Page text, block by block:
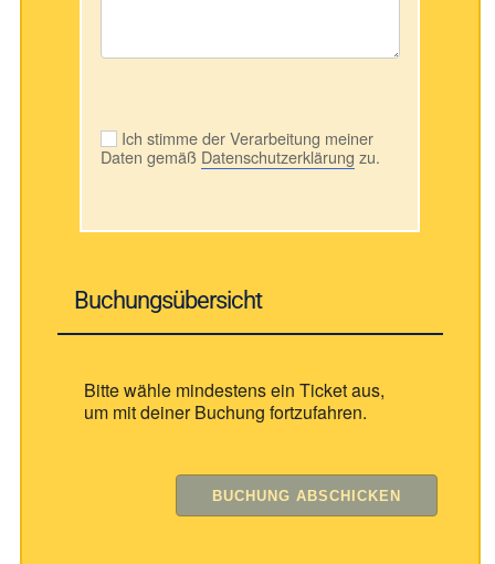
Ich stimme der Verarbeitung meiner
Daten gemäß Datenschutzerklärung zu.
Buchungsübersicht
Bitte wähle mindestens ein Ticket aus,
um mit deiner Buchung fortzufahren.